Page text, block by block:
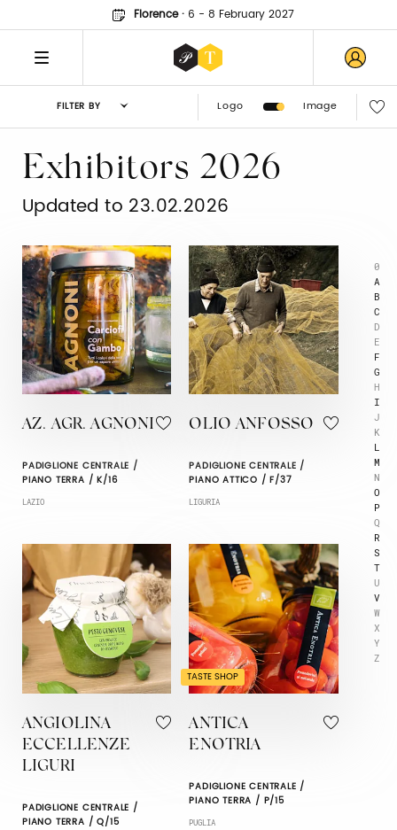
Florence· 6 - 8 February 2027
FILTER BY Logo Image
0
A
B
C
D
E
F
G
H
I
J
K
L
M
N
O
P
Q
R
S
T
U
V
W
X
Y
Z
Exhibitors 2026
Updated to 23.02.2026
AZ. AGR. AGNONI
PADIGLIONE CENTRALE /
PIANO TERRA / K/16
LAZIO
OLIO ANFOSSO
PADIGLIONE CENTRALE /
PIANO ATTICO / F/37
LIGURIA
ANGIOLINA
ECCELLENZE
LIGURI
PADIGLIONE CENTRALE /
PIANO TERRA / Q/15
TASTE SHOP
ANTICA
ENOTRIA
PADIGLIONE CENTRALE /
PIANO TERRA / P/15
PUGLIA